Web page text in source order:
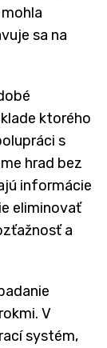
sa na
ktorého
s
hrad bez
informácie
eliminovať
a
V
systém,